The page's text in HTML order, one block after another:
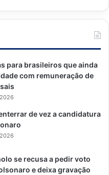
para brasileiros que ainda
com remuneração de
de vez a candidatura
se recusa a pedir voto
e deixa gravação